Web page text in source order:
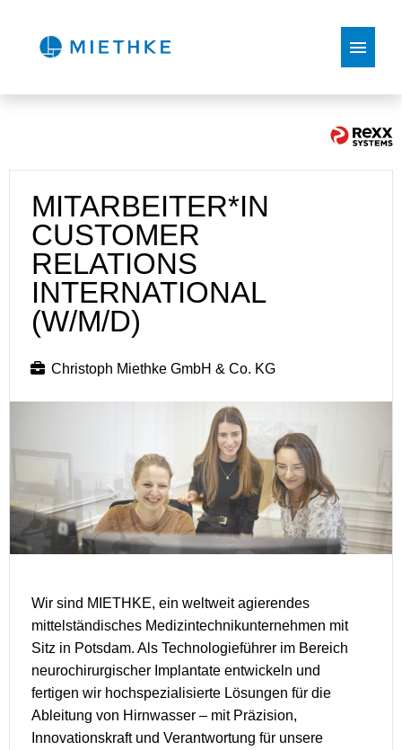
MITARBEITER*IN
CUSTOMER
RELATIONS
INTERNATIONAL
(W/M/D)
Christoph Miethke GmbH & Co. KG
Wir sind MIETHKE, ein weltweit agierendes
mittelständisches Medizintechnikunternehmen mit
Sitz in Potsdam. Als Technologieführer im Bereich
neurochirurgischer Implantate entwickeln und
fertigen wir hochspezialisierte Lösungen für die
Ableitung von Hirnwasser – mit Präzision,
Innovationskraft und Verantwortung für unsere